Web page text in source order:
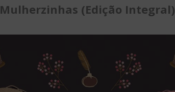
Mulherzinhas (Edição Integral)